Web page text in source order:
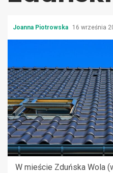
Joanna Piotrowska 16 września
W mieście Zduńska Wola